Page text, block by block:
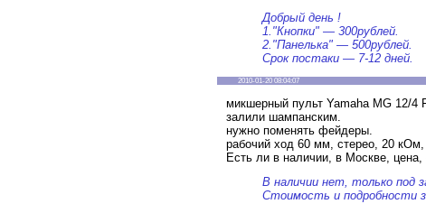
Добрый день !
1."Кнопки" — 300рублей.
2."Панелька" — 500рублей.
Срок постаки — 7-12 дней.
2010-01-20 08:04:07
микшерный пульт Yamaha MG 12/4
залили шампанским.
нужно поменять фейдеры.
рабочий ход 60 мм, стерео, 20 кОм,
Есть ли в наличии, в Москве, цена,
В наличии нет, только под
Стоимость и подробности